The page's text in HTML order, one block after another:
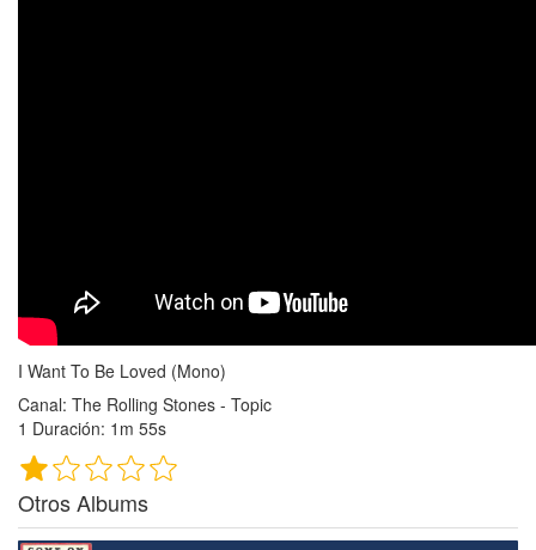
I Want To Be Loved (Mono)
Canal: The Rolling Stones - Topic
1 Duración: 1m 55s
Otros Albums